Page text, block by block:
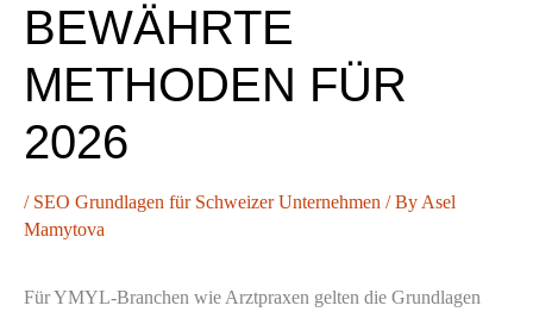
BEWÄHRTE
METHODEN FÜR
2026
/ SEO Grundlagen für Schweizer Unternehmen / ByAsel
Mamytova
Für YMYL-Branchen wie Arztpraxen gelten die Grundlagen